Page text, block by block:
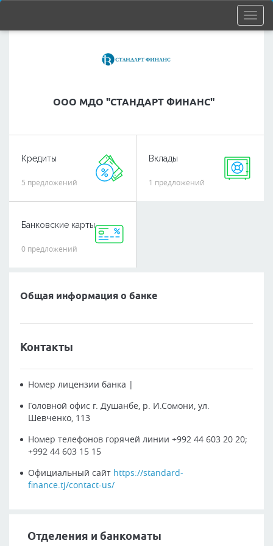
ООО МДО "СТАНДАРТ ФИНАНС"
Кредиты
5 предложений
Вклады
1 предложений
Банковские карты
0 предложений
Общая информация о банке
Контакты
Номер лицензии банка |
Головной офис г. Душанбе, р. И.Сомони, ул.
Шевченко, 113
Номер телефонов горячей линии +992 44 603 20 20;
+992 44 603 15 15
Официальный сайт https://standard-
finance.tj/contact-us/
Отделения и банкоматы